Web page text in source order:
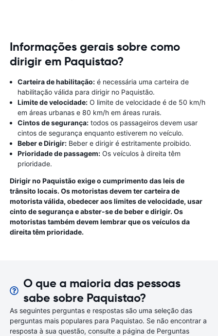
Informações gerais sobre como
dirigir em Paquistao?
Carteira de habilitação: é necessária uma carteira de
habilitação válida para dirigir no Paquistão.
Limite de velocidade: O limite de velocidade é de 50 km/h
em áreas urbanas e 80 km/h em áreas rurais.
Cintos de segurança: todos os passageiros devem usar
cintos de segurança enquanto estiverem no veículo.
Beber e Dirigir: Beber e dirigir é estritamente proibido.
Prioridade de passagem: Os veículos à direita têm
prioridade.
Dirigir no Paquistão exige o cumprimento das leis de
trânsito locais. Os motoristas devem ter carteira de
motorista válida, obedecer aos limites de velocidade, usar
cinto de segurança e abster-se de beber e dirigir. Os
motoristas também devem lembrar que os veículos da
direita têm prioridade.
O que a maioria das pessoas
sabe sobre Paquistao?
As seguintes perguntas e respostas são uma seleção das
perguntas mais populares para Paquistao. Se não encontrar a
resposta à sua questão, consulte a página de Perguntas